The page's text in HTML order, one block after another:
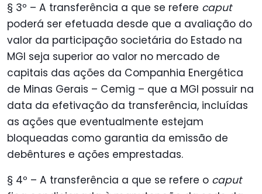
§ 3º – A transferência a que se refere caput
poderá ser efetuada desde que a avaliação do
valor da participação societária do Estado na
MGI seja superior ao valor no mercado de
capitais das ações da Companhia Energética
de Minas Gerais – Cemig – que a MGI possuir na
data da efetivação da transferência, incluídas
as ações que eventualmente estejam
bloqueadas como garantia da emissão de
debêntures e ações emprestadas.
§ 4º – A transferência a que se refere o caput